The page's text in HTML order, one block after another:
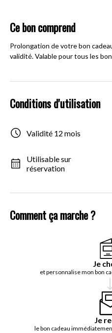
Ce bon comprend
Prolongation de votre bon
validité. Valable pour tous les
Conditions d'utilisation
Validité 12 mois
Utilisable sur
réservation
Comment ça marche ?
Je
et personnalise mon bon
Je
le bon cadeau